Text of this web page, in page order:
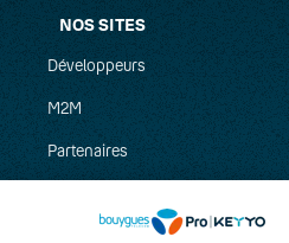
NOS SITES
Développeurs
M2M
Partenaires